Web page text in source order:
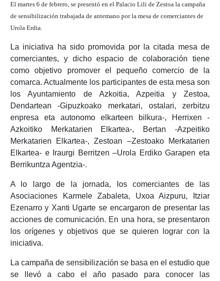
El martes 6 de febrero, se presentó en el Palacio Lili de Zestoa la campaña
de sensibilización trabajada de antemano por la mesa de comerciantes de
Urola Erdia.
La iniciativa ha sido promovida por la citada mesa de
comerciantes, y dicho espacio de colaboración tiene
como objetivo promover el pequeño comercio de la
comarca. Actualmente los participantes de esta mesa son
los Ayuntamiento de Azkoitia, Azpeitia y Zestoa,
Dendartean -Gipuzkoako merkatari, ostalari, zerbitzu
enpresa eta autonomo elkarteen bilkura-, Herrixen -
Azkoitiko Merkatarien Elkartea-, Bertan -Azpeitiko
Merkatarien Elkartea-, Zestoan –Zestoako Merkatarien
Elkartea- e Iraurgi Berritzen –Urola Erdiko Garapen eta
Berrikuntza Agentzia-.
A lo largo de la jornada, los comerciantes de las
Asociaciones Karmele Zabaleta, Uxoa Aizpuru, Itziar
Ezenarro y Xanti Ugarte se encargaron de presentar las
acciones de comunicación. En una hora, se presentaron
los orígenes y objetivos que se quieren lograr con la
iniciativa.
La campaña de sensibilización se basa en el estudio que
se llevó a cabo el año pasado para conocer las